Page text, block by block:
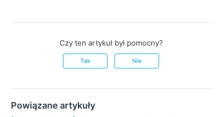
Czy ten artykuł był pomocny?
Tak Nie
Powiązane artykuły